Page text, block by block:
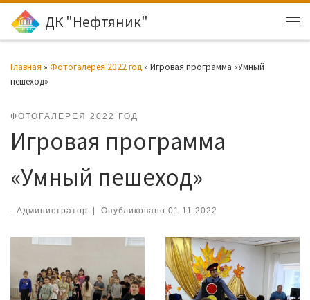
Перейти к содержимому
ДК "Нефтяник"
Главная » Фотогалерея 2022 год » Игровая программа «Умный
пешеход»
ФОТОГАЛЕРЕЯ 2022 ГОД
Игровая программа
«Умный пешеход»
- Администратор Опубликовано 01.11.2022